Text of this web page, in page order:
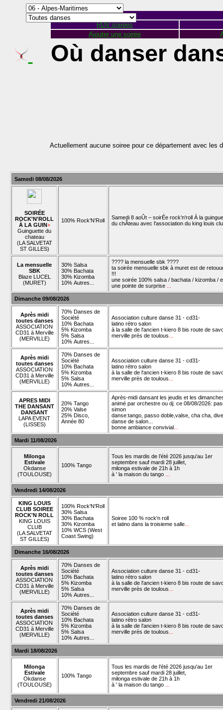
RDV soirées
Ajouter une soirée
Où danser
Actuellement aucune soiree pour ce département avec
Samedi 08/08/2026
SOIRÉE
ROCK'N'ROLL
À LA GUIN+
Guinguette du
chateau
(LA SALVETAT
ST GILLES)
100% Rock'N'Roll
Samedi 8 aoÛt – soirÉe rock'n'roll À la
du chÂteau avec l'association du king louis
La mensuelle
SBK
Blaze LUCEL
(MURET)
30% Salsa
30% Bachata
30% Kizomba
10% Autres...
???? la mensuelle sbk ????
ta soirée mensuelle sbk à muret est de
!!!
une soirée 100% salsa / bachata / kizomba /
une pointe de surprise
Dimanche 09/08/2026
Après midi
toutes danses
ASSOCIATION
CD31 à Merville
(MERVILLE)
70% Danses de
Société
10% Bachata
5% Kizomba
5% Salsa
10% Autres...
Association culture danse 31 - cd31-
latino rétro salon
à la salle de l'ancien t-kiero 8 bis route de
merville près de toulous
Après midi
toutes danses
ASSOCIATION
CD31 à Merville
(MERVILLE)
70% Danses de
Société
10% Bachata
5% Kizomba
5% Salsa
10% Autres...
Association culture danse 31 - cd31-
latino rétro salon
à la salle de l'ancien t-kiero 8 bis route de
merville près de toulous
APRES MIDI
THE DANSANT
DANSANT
LAPA EVENT
(LISSES)
20% Tango
20% Valse
25% Disco,
Année 80
Après-midi dansant les jeudis et les
animé par orchestre ou dj. ce 08/08/2026:
simon
danse:tango, passo doble,valse, cha cha,
danse de salon...
bonne ambiance convivial
Mardi 11/08/2026
Milonga
Estivale
Okdanse
(TOULOUSE)
100% Tango
Tous les mardis de l’été 2026 jusqu'au 1er
septembre sauf mardi 28 juillet,
milonga estivale de 21h à 1h
à ' la maison du tango
Vendredi 14/08/2026
KING LOUIS
CLUB SOIREE
ROCK'N ROLL
KING LOUIS
CLUB
(LA SALVETAT
ST GILLES)
100% Rock'N'Roll
30% Salsa
30% Bachata
30% Kizomba
10% WCS (West
Coast Swing)
Soiree 100 % rock'n roll
et latino dans la troisieme salle
Dimanche 16/08/2026
Après midi
toutes danses
ASSOCIATION
CD31 à Merville
(MERVILLE)
70% Danses de
Société
10% Bachata
5% Kizomba
5% Salsa
10% Autres...
Association culture danse 31 - cd31-
latino rétro salon
à la salle de l'ancien t-kiero 8 bis route de
merville près de toulous
Après midi
toutes danses
ASSOCIATION
CD31 à Merville
(MERVILLE)
70% Danses de
Société
10% Bachata
5% Kizomba
5% Salsa
10% Autres...
Association culture danse 31 - cd31-
latino rétro salon
à la salle de l'ancien t-kiero 8 bis route de
merville près de toulous
Mardi 18/08/2026
Milonga
Estivale
Okdanse
(TOULOUSE)
100% Tango
Tous les mardis de l’été 2026 jusqu'au 1er
septembre sauf mardi 28 juillet,
milonga estivale de 21h à 1h
à ' la maison du tango
Vendredi 21/08/2026